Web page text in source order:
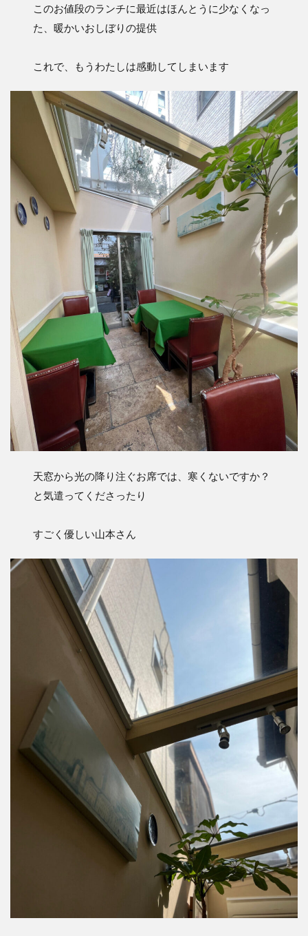
このお値段のランチに最近はほんとうに少なくなっ
た、暖かいおしぼりの提供
これで、もうわたしは感動してしまいます
天窓から光の降り注ぐお席では、寒くないですか？
と気遣ってくださったり
すごく優しい山本さん